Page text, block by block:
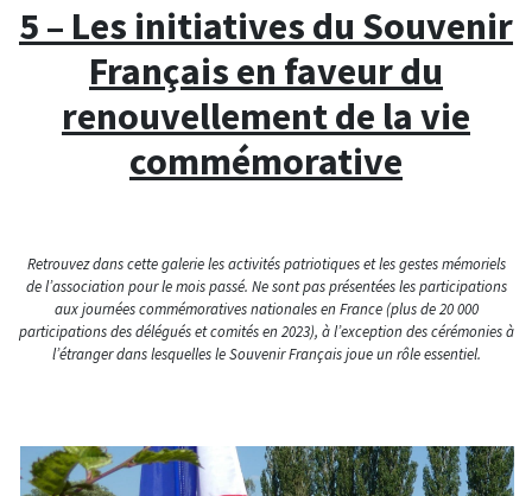
5 – Les initiatives du Souvenir
Français en faveur du
renouvellement de la vie
commémorative
Retrouvez dans cette galerie les activités patriotiques et les gestes mémoriels
de l’association pour le mois passé. Ne sont pas présentées les participations
aux journées commémoratives nationales en France (plus de 20 000
participations des délégués et comités en 2023), à l’exception des cérémonies à
l’étranger dans lesquelles le Souvenir Français joue un rôle essentiel.